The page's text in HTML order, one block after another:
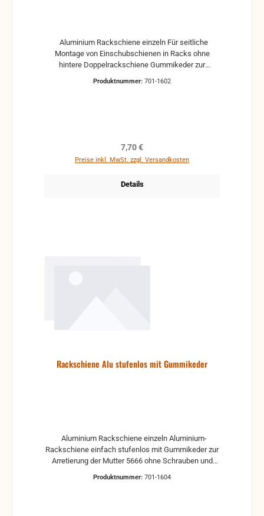
Montage von Einschubschienen in Racks ohne
hintere Doppelrackschiene Gummikeder zur
Produktnummer: 701-1602
Regulärer Preis:
7,70 €
Preise inkl. MwSt. zzgl. Versandkosten
Details
Rackschiene Alu stufenlos mit Gummikeder
Rackschiene einfach stufenlos mit Gummikeder zur
Arretierung der Mutter 5666 ohne Schrauben und
Produktnummer: 701-1604